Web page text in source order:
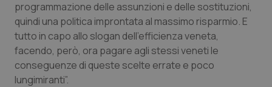
Provincia Autonoma di Bolzano
Provincia Autonoma di Trento
Infezioni & Febbre
Ipertensione & Scompenso
programmazione delle assunzioni e delle sostituzioni,
quindi una politica improntata al massimo risparmio. E
tutto in capo allo slogan dell’efficienza veneta,
facendo, però, ora pagare agli stessi veneti le
conseguenze di queste scelte errate e poco
lungimiranti”.